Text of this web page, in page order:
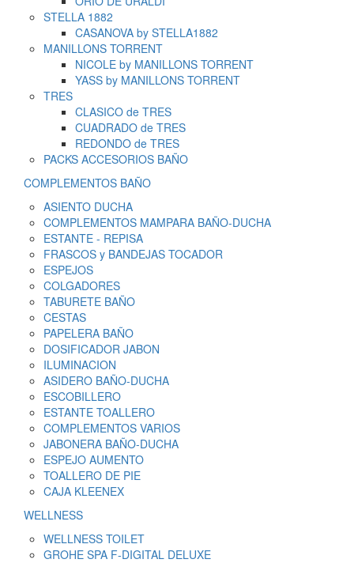
STELLA 1882
CASANOVA by STELLA1882
MANILLONS TORRENT
NICOLE by MANILLONS TORRENT
YASS by MANILLONS TORRENT
TRES
CLASICO de TRES
CUADRADO de TRES
REDONDO de TRES
PACKS ACCESORIOS BAÑO
COMPLEMENTOS BAÑO
ASIENTO DUCHA
COMPLEMENTOS MAMPARA BAÑO-DUCHA
ESTANTE - REPISA
FRASCOS y BANDEJAS TOCADOR
ESPEJOS
COLGADORES
TABURETE BAÑO
CESTAS
PAPELERA BAÑO
DOSIFICADOR JABON
ILUMINACION
ASIDERO BAÑO-DUCHA
ESCOBILLERO
ESTANTE TOALLERO
COMPLEMENTOS VARIOS
JABONERA BAÑO-DUCHA
ESPEJO AUMENTO
TOALLERO DE PIE
CAJA KLEENEX
WELLNESS
WELLNESS TOILET
GROHE SPA F-DIGITAL DELUXE